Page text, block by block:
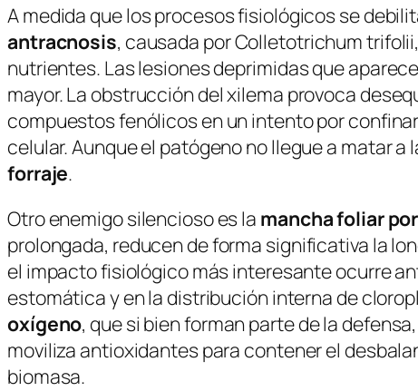
A medida que los procesos fisiológicos se
antracnosis, causada porColletotrichum trifolii
nutrientes. Las lesiones deprimidas que
mayor. La obstrucción del xilema provoca
compuestos fenólicos en un intento por
celular. Aunque el patógeno no llegue a matar
forraje.
Otro enemigo silencioso es la mancha foliar por
prolongada, reducen de forma significativa la
el impacto fisiológico más interesante ocurre
estomática y en la distribución interna de
oxígeno, que si bien forman parte de la
moviliza antioxidantes para contener el
biomasa.